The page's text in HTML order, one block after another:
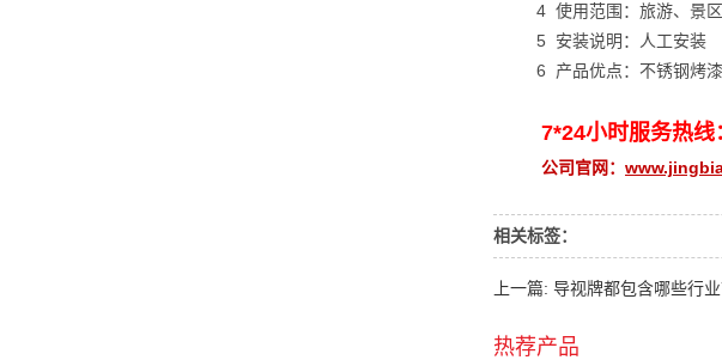
4 使用范围：旅游、景区
5 安装说明：人工安装
6 产品优点：不锈钢烤漆产
7*24小时服务热线：
公司官网：
相关标签：
上一篇: 导视牌都包含哪些行
热荐产品